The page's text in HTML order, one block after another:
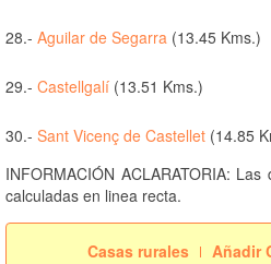
28.- Aguilar de Segarra (13.45 Kms.)
29.- Castellgalí (13.51 Kms.)
30.- Sant Vicenç de Castellet (14.85
INFORMACIÓN ACLARATORIA:
calculadas en linea recta.
Casas rurales
Añadir